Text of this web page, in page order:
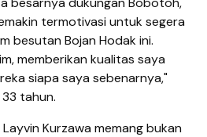
termotivasi untuk segera
besutan Bojan Hodak ini.
memberikan kualitas saya
siapa saya sebenarnya,"
tahun.
Kurzawa memang bukan